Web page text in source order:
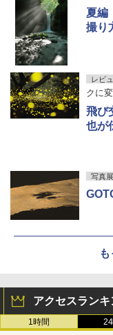
夏編
撮り
レビ
クに
飛び
也が
写真展
アクセスランキ
1時間